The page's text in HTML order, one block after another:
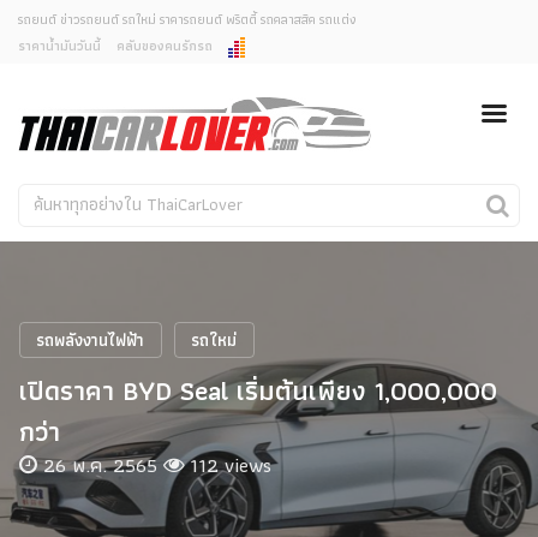
ยกเลิกการแจ้งเตือน
คุณต้องการยกเลิกการแจ้งเตือนข่าวสารเมื่อมีการอัพเดต
ใช่หรือไม่?
ไม่
รถยนต์ ข่าวรถยนต์ รถใหม่ ราคารถยนต์ พริตตี้ รถคลาสสิค รถแต่ง
ราคาน้ำมันวันนี้
คลับของคนรักรถ
รถใหม่
คนรักรถ
รถแต่ง
Car In The Movie
สเปคราคา รถยนต์
รถพลังงานไฟฟ้า รถใหม่
เปิดราคา BYD Seal เริ่มต้นเพียง 1,000,000
กว่า
26 พ.ค. 2565 112 views